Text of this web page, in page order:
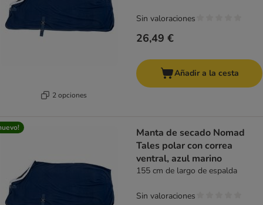
2 opciones
26,49 €
Sin valoraciones
Añadir a la cesta
Manta de secado Nomad
Tales polar con correa
ventral, azul marino
155 cm de largo de espalda
Sin valoraciones